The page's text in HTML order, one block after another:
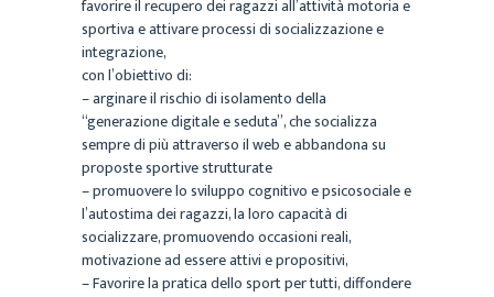
favorire il recupero dei ragazzi all’attività motoria e
sportiva e attivare processi di socializzazione e
integrazione,
con l’obiettivo di:
– arginare il rischio di isolamento della
“generazione digitale e seduta”, che socializza
sempre di più attraverso il web e abbandona su
proposte sportive strutturate
– promuovere lo sviluppo cognitivo e psicosociale e
l’autostima dei ragazzi, la loro capacità di
socializzare, promuovendo occasioni reali,
motivazione ad essere attivi e propositivi,
– Favorire la pratica dello sport per tutti, diffondere